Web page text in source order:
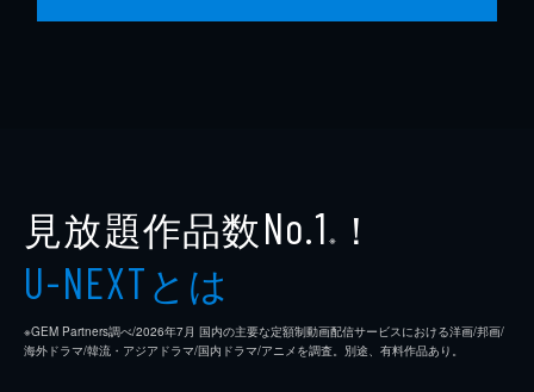
見放題作品数No.1 ※ ！
U-NEXTとは
※GEM Partners調べ/2026年7⽉ 国内の主要な定額制動画配信サービスにおける洋画/邦画/
海外ドラマ/韓流・アジアドラマ/国内ドラマ/アニメを調査。別途、有料作品あり。